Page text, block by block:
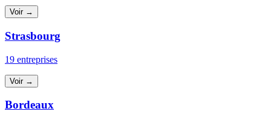
Voir →
Strasbourg
19 entreprises
Voir →
Bordeaux